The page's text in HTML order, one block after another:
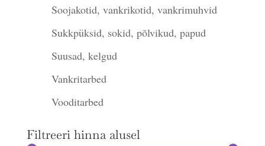
Soojakotid, vankrikotid, vankrimuhvid
Sukkpüksid, sokid, põlvikud, papud
Suusad, kelgud
Vankritarbed
Vooditarbed
Filtreeri hinna alusel